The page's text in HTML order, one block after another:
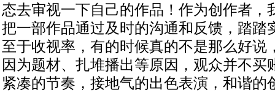
态去审视一下自己的作品！作为创作者，
把一部作品通过及时的沟通和反馈，踏踏
至于收视率，有的时候真的不是那么好说
因为题材、扎堆播出等原因，观众并不买
紧凑的节奏，接地气的出色表演，和谐的